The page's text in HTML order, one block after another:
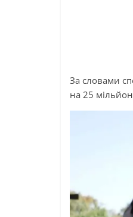
За словами
на 25